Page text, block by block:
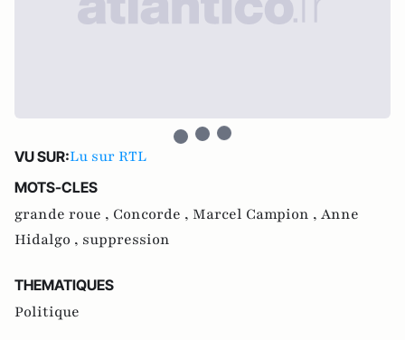
VU SUR:Lu sur RTL
MOTS-CLES
grande roue , Concorde , Marcel Campion , Anne
Hidalgo , suppression
THEMATIQUES
Politique